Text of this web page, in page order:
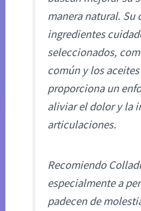
manera natural. Su
ingredientes
seleccionados,
común y los
proporciona un
aliviar el dolor y la
articulaciones.
Recomiendo
especialmente a
padecen de